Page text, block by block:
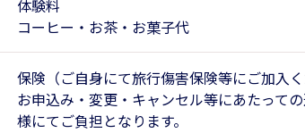
体験料
コーヒー・お茶・お菓子代
保険（ご自身にて旅行傷害保険等にご加入く
お申込み・変更・キャンセル等にあたって
様にてご負担となります。